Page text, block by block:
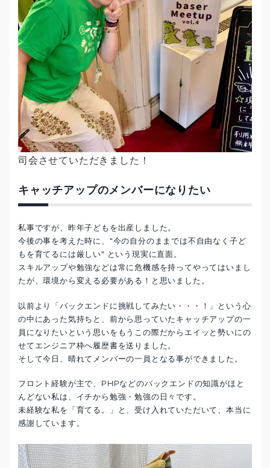
司会させていただきました！
キャッチアップのメンバーになりたい
私事ですが、昨年子どもを出産しました。
今後の事を考えた時に、"今の自分のままでは不自由なく子ど
もを育てるには厳しい" という現実に直面。
スキルアップや勉強などは常に危機感を持ってやってはいまし
たが、環境から変える必要がある！と思いました。
以前より「バックエンドに挑戦してみたい・・・！」という心
の中にあった気持ちと、前から思っていたキャッチアップの一
員になりたいという思いをもうこの際だからエイッと勢いにの
せてエンジニア枠へ履歴書を送りました。
そして今日、晴れてメンバーの一員となる事ができました。
フロント経験が主で、PHPなどのバックエンドの知識がほと
んどない私は、イチから勉強・勉強の日々です。
未経験な私を「育てる。」と、受け入れていただいて、本当に
感謝しています。